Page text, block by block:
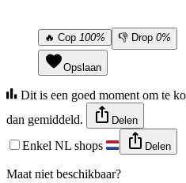
🔥 Cop 100% 👎 Drop 0%
Opslaan
Dit is een goed moment om te
dan gemiddeld.
Delen
Enkel NL shops Delen
Maat niet beschikbaar?